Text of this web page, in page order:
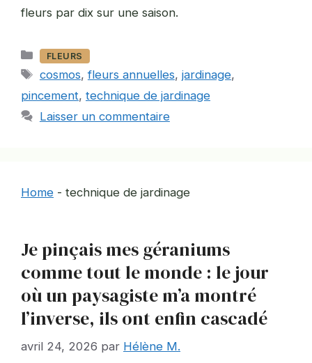
fleurs par dix sur une saison.
Catégories
FLEURS
Étiquettes
cosmos,fleurs annuelles, jardinage,
pincement, technique de jardinage
Laisser un commentaire
Home - technique de jardinage
Je pinçais mes géraniums
comme tout le monde : le jour
où un paysagiste m’a montré
l’inverse, ils ont enfin cascadé
avril 24, 2026 par Hélène M.